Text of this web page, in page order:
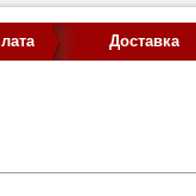
Доставка